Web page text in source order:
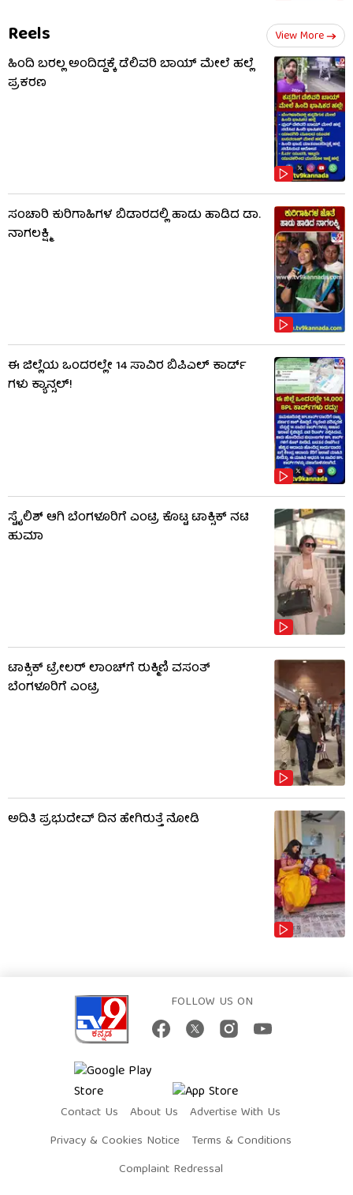
Reels View More
ಹಿಂದಿ ಬರಲ್ಲ ಅಂದಿದ್ದಕ್ಕೆ ಡೆಲಿವರಿ ಬಾಯ್‌ ಮೇಲೆ ಹಲ್ಲೆ
ಪ್ರಕರಣ
ಸಂಚಾರಿ ಕುರಿಗಾಹಿಗಳ ಬಿಡಾರದಲ್ಲಿ ಹಾಡು ಹಾಡಿದ ಡಾ.
ನಾಗಲಕ್ಷ್ಮಿ
ಈ ಜಿಲ್ಲೆಯ ಒಂದರಲ್ಲೇ 14 ಸಾವಿರ ಬಿಪಿಎಲ್​ ಕಾರ್ಡ್​
ಗಳು ಕ್ಯಾನ್ಸಲ್!
ಸ್ಟೈಲಿಶ್ ಆಗಿ ಬೆಂಗಳೂರಿಗೆ ಎಂಟ್ರಿ ಕೊಟ್ಟ ಟಾಕ್ಸಿಕ್ ನಟಿ
ಹುಮಾ
ಟಾಕ್ಸಿಕ್ ಟ್ರೇಲರ್ ಲಾಂಚ್​​​ಗೆ ರುಕ್ಮಿಣಿ ವಸಂತ್
ಬೆಂಗಳೂರಿಗೆ ಎಂಟ್ರಿ
ಅದಿತಿ ಪ್ರಭುದೇವ್ ದಿನ ಹೇಗಿರುತ್ತೆ ನೋಡಿ
FOLLOW US ON
Contact Us About Us
Advertise With Us
Privacy & Cookies Notice
Terms & Conditions
Complaint Redressal